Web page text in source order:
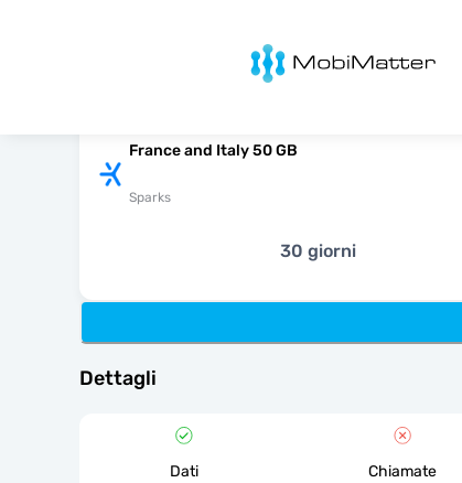
MobiMatter
France and Italy 50 GB
Sparks
30 giorni
Dettagli
Dati Chiamate